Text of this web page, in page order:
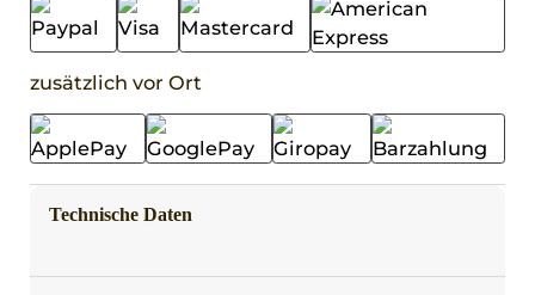
zusätzlich vor Ort
Technische Daten